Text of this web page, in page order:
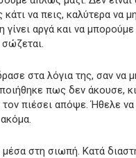
κάτι να πεις, καλύτερα να
γίνει αργά και να μπορούμε
στα λόγια της, σαν να
πως δεν άκουσε,
πιέσει απόψε. Ήθελε να
στη σιωπή. Κατά